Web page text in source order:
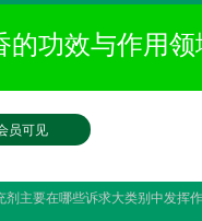
的功效与作用领
员可见
主要在哪些诉求大类别中发挥作